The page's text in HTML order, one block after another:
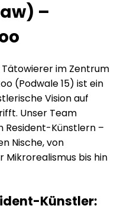
–
im Zentrum
(Podwale 15) ist ein
Vision auf
Unser Team
Resident-Künstlern –
Nische, von
Mikrorealismus bis hin
Künstler: